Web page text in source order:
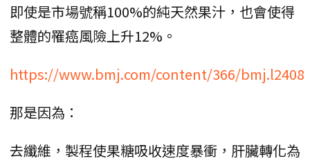
即使是市場號稱100%的純天然果汁，也會使得
整體的罹癌風險上升12%。
https://www.bmj.com/content/366/bmj.l2408
那是因為：
去纖維，製程使果糖吸收速度暴衝，肝臟轉化為